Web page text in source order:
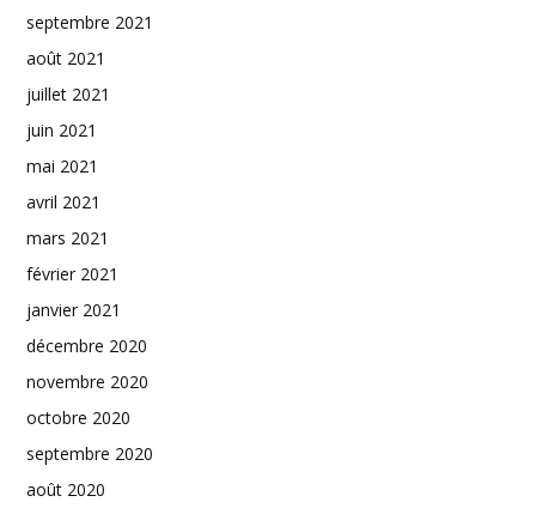
septembre 2021
août 2021
juillet 2021
juin 2021
mai 2021
avril 2021
mars 2021
février 2021
janvier 2021
décembre 2020
novembre 2020
octobre 2020
septembre 2020
août 2020